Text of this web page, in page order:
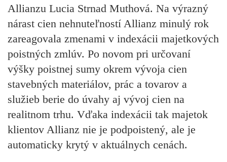
Allianzu Lucia Strnad Muthová. Na výrazný
nárast cien nehnuteľností Allianz minulý rok
zareagovala zmenami v indexácii majetkových
poistných zmlúv. Po novom pri určovaní
výšky poistnej sumy okrem vývoja cien
stavebných materiálov, prác a tovarov a
služieb berie do úvahy aj vývoj cien na
realitnom trhu. Vďaka indexácii tak majetok
klientov Allianz nie je podpoistený, ale je
automaticky krytý v aktuálnych cenách.